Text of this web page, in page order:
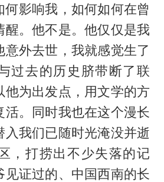
影响我，如何如何在曾
醒。他不是。他仅仅是我
意外去世，我就感觉生了
过去的历史脐带断了联
他为出发点，用文学的方
活。同时我也在这个漫长
入我们已随时光淹没并逝
，打捞出不少失落的记
见证过的、中国西南的长